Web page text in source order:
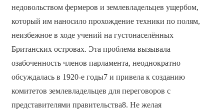
недовольством фермеров и землевладельцев ущербом,
который им наносило прохождение техники по полям,
неизбежное в ходе учений на густонаселённых
Британских островах. Эта проблема вызывала
озабоченность членов парламента, неоднократно
обсуждалась в 1920-е годы7 и привела к созданию
комитетов землевладельцев для переговоров с
представителями правительства8. Не желая